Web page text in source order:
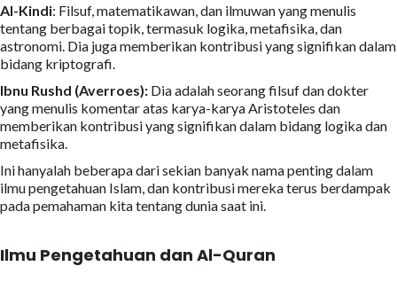
Al-Kindi: Filsuf, matematikawan, dan ilmuwan yang menulis
tentang berbagai topik, termasuk logika, metafisika, dan
astronomi. Dia juga memberikan kontribusi yang signifikan dalam
bidang kriptografi.
Ibnu Rushd (Averroes): Dia adalah seorang filsuf dan dokter
yang menulis komentar atas karya-karya Aristoteles dan
memberikan kontribusi yang signifikan dalam bidang logika dan
metafisika.
Ini hanyalah beberapa dari sekian banyak nama penting dalam
ilmu pengetahuan Islam, dan kontribusi mereka terus berdampak
pada pemahaman kita tentang dunia saat ini.
Ilmu Pengetahuan dan Al-Quran